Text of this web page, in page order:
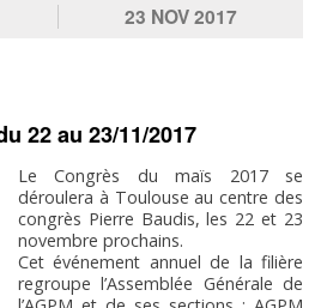
23 NOV2017
22 au 23/11/2017
Le Congrès du maïs 2017 se
déroulera à Toulouse au centre des
congrès Pierre Baudis, les 22 et 23
novembre prochains.
Cet événement annuel de la filière
regroupe l’Assemblée Générale de